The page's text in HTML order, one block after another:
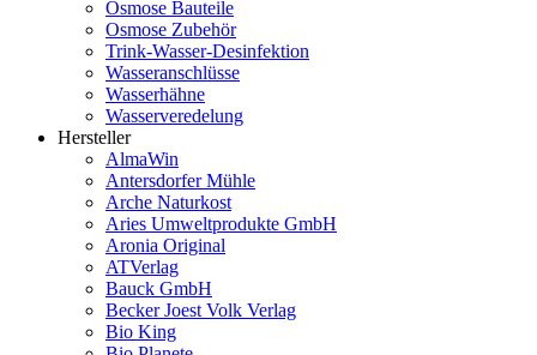
Osmose Bauteile
Osmose Zubehör
Trink-Wasser-Desinfektion
Wasseranschlüsse
Wasserhähne
Wasserveredelung
Hersteller
AlmaWin
Antersdorfer Mühle
Arche Naturkost
Aries Umweltprodukte GmbH
Aronia Original
ATVerlag
Bauck GmbH
Becker Joest Volk Verlag
Bio King